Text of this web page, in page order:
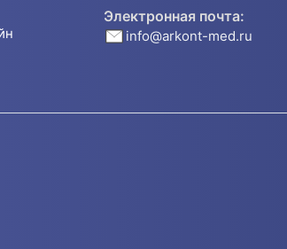
Электронная почта:
info@arkont-med.ru